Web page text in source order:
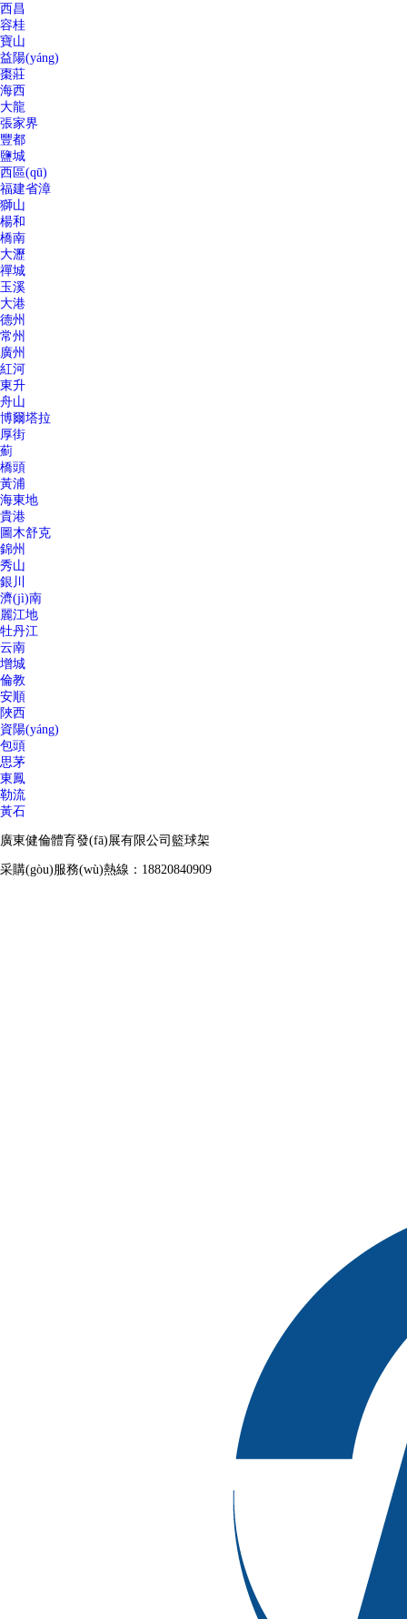
西昌
容桂
寶山
益陽(yáng)
棗莊
海西
大龍
張家界
豐都
鹽城
西區(qū)
福建省漳
獅山
楊和
橋南
大瀝
禪城
玉溪
大港
德州
常州
廣州
紅河
東升
舟山
博爾塔拉
厚街
薊
橋頭
黃浦
海東地
貴港
圖木舒克
錦州
秀山
銀川
濟(jì)南
麗江地
牡丹江
云南
增城
倫教
安順
陜西
資陽(yáng)
包頭
思茅
東鳳
勒流
黃石
廣東健倫體育發(fā)展有限公司籃球架
采購(gòu)服務(wù)熱線：18820840909